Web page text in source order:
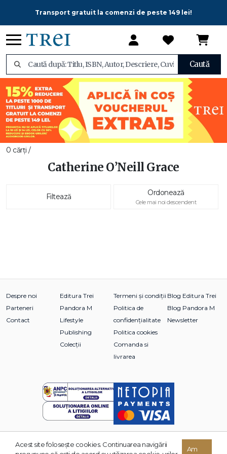
Transport gratuit la comenzi de peste 149 lei!
Caută
0 cărți /
Catherine O’Neill Grace
Filtează Ordonează
Cele mai noi descendent
Despre noi
Parteneri
Contact
Editura Trei
Pandora M
Lifestyle
Publishing
Colecții
Termeni și condiții
Politica de
confidențialitate
Politica cookies
Comanda si
livrarea
Blog Editura Trei
Blog Pandora M
Newsletter
© 2026 Grupul Editorial TREI. Toate drepturile rezervate.
Acest site foloseşte cookies. Continuarea navigării
Am